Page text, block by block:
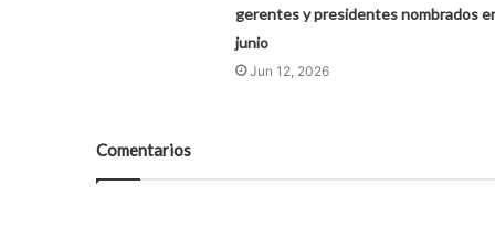
gerentes y presidentes nombrados
junio
Jun 12, 2026
Comentarios